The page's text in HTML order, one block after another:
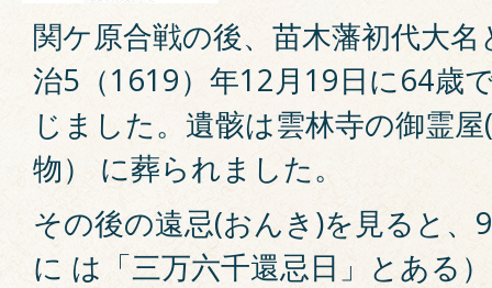
関ケ原合戦の後、苗木藩初代大
治5（1619）年12月19日に64歳
じました。遺骸は雲林寺の御霊
物） に葬られました。
その後の遠忌(おんき)を見ると、
に は「三万六千還忌日」とある